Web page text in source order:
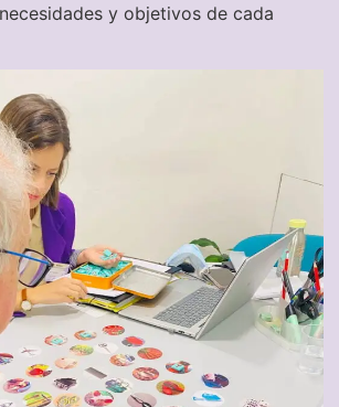
y objetivos de cada